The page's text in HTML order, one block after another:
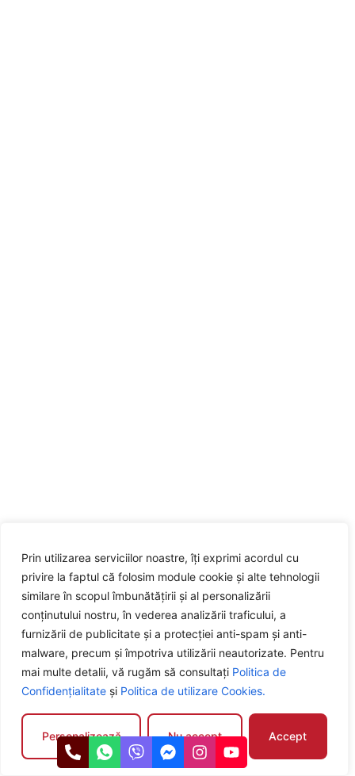
Prin utilizarea serviciilor noastre, îți exprimi acordul cu
privire la faptul că folosim module cookie și alte tehnologii
similare în scopul îmbunătățirii și al personalizării
conținutului nostru, în vederea analizării traficului, a
furnizării de publicitate și a protecției anti-spam și anti-
malware, precum și împotriva utilizării neautorizate. Pentru
mai multe detalii, vă rugăm să consultați Politica de
Confidențialitate și Politica de utilizare Cookies.
Personalizează Nu accept Accept